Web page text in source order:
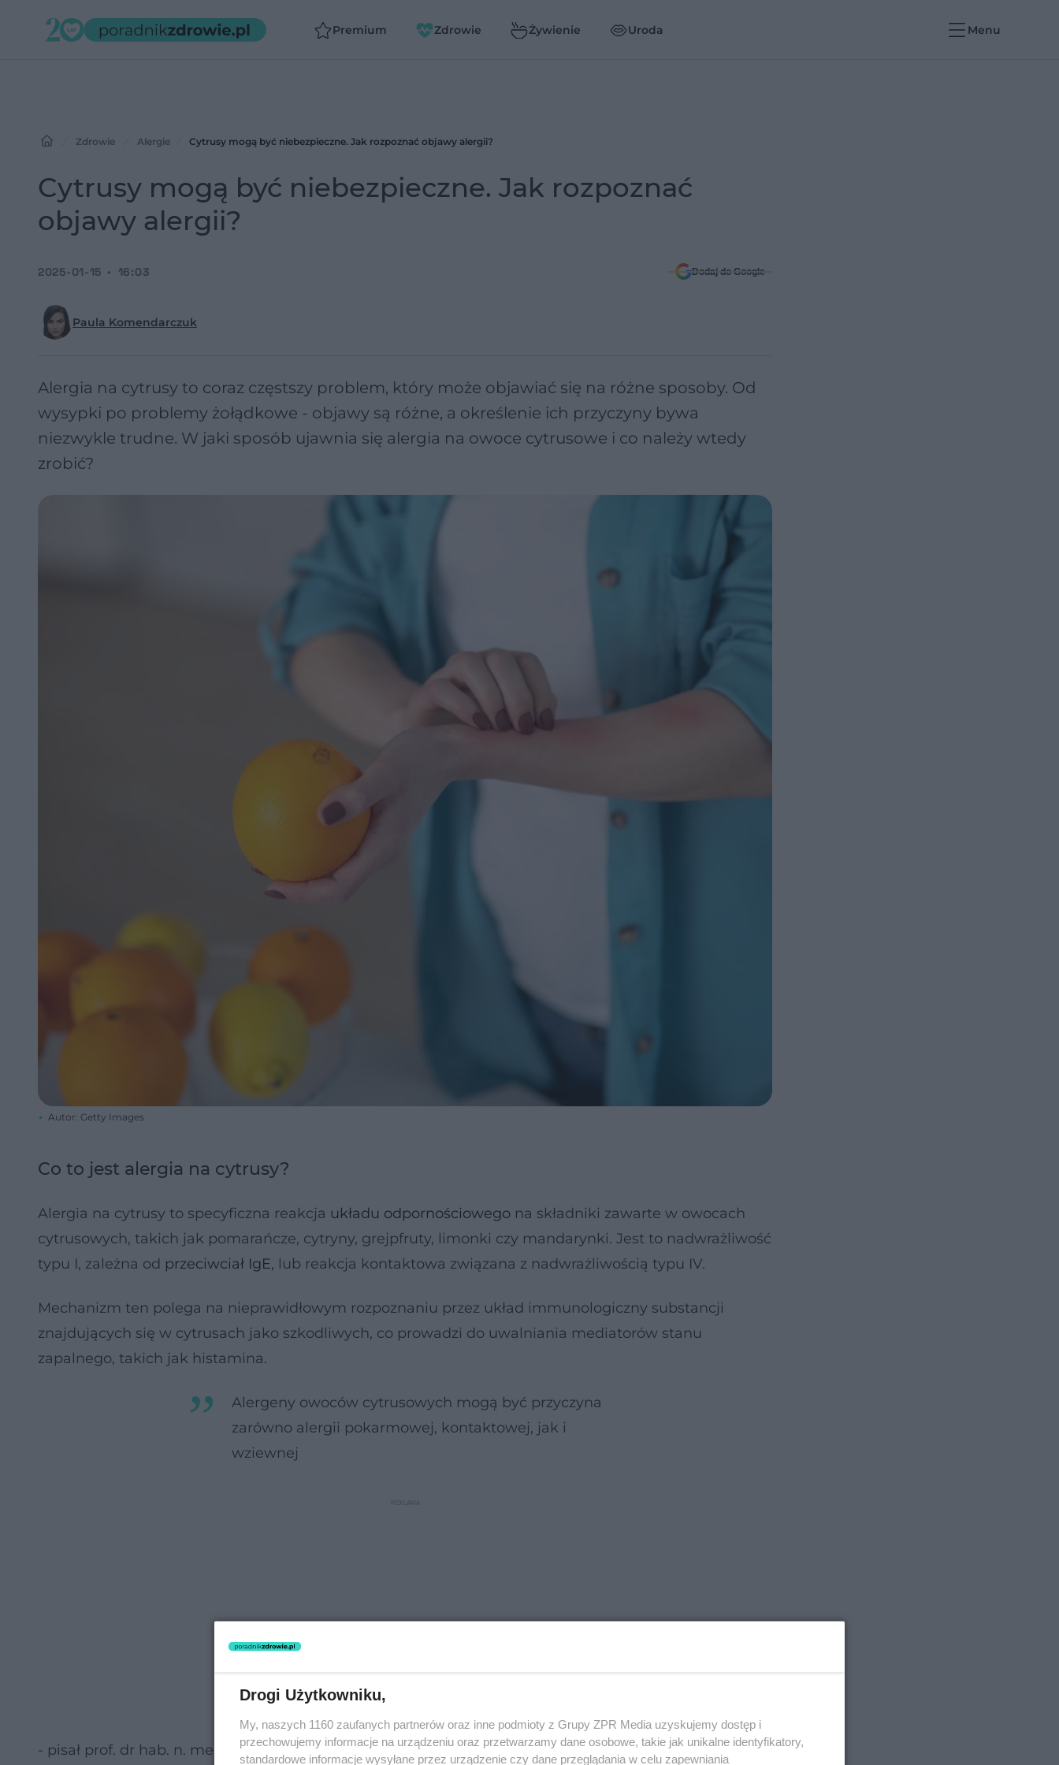
Premium Zdrowie Żywienie Uroda Menu
Zdrowie Alergie Cytrusy mogą być niebezpieczne. Jak rozpoznać objawy alergii?
Cytrusy mogą być niebezpieczne. Jak rozpoznać
objawy alergii?
Paula Komendarczuk
2025-01-15 16:03 Dodaj do Google
Alergia na cytrusy to coraz częstszy problem, który może objawiać się na różne sposoby. Od
wysypki po problemy żołądkowe - objawy są różne, a określenie ich przyczyny bywa
niezwykle trudne. W jaki sposób ujawnia się alergia na owoce cytrusowe i co należy wtedy
zrobić?
Autor: Getty Images
Co to jest alergia na cytrusy?
Alergia na cytrusy to specyficzna reakcja układu odpornościowego na składniki zawarte w owocach
cytrusowych, takich jak pomarańcze, cytryny, grejpfruty, limonki czy mandarynki. Jest to nadwrażliwość
typu I, zależna od przeciwciał IgE, lub reakcja kontaktowa związana z nadwrażliwością typu IV.
Mechanizm ten polega na nieprawidłowym rozpoznaniu przez układ immunologiczny substancji
znajdujących się w cytrusach jako szkodliwych, co prowadzi do uwalniania mediatorów stanu
zapalnego, takich jak histamina.
Alergeny owoców cytrusowych mogą być przyczyna
zarówno alergii pokarmowej, kontaktowej, jak i
wziewnej
- pisał prof. dr hab. n. med. Krzysztof Buczyłko w kwartalniku Alergia.
Drogi Użytkowniku,
My, naszych 1160 zaufanych partnerów oraz inne podmioty z Grupy ZPR Media uzyskujemy dostęp i
przechowujemy informacje na urządzeniu oraz przetwarzamy dane osobowe, takie jak unikalne identyfikatory,
standardowe informacje wysyłane przez urządzenie czy dane przeglądania w celu zapewniania